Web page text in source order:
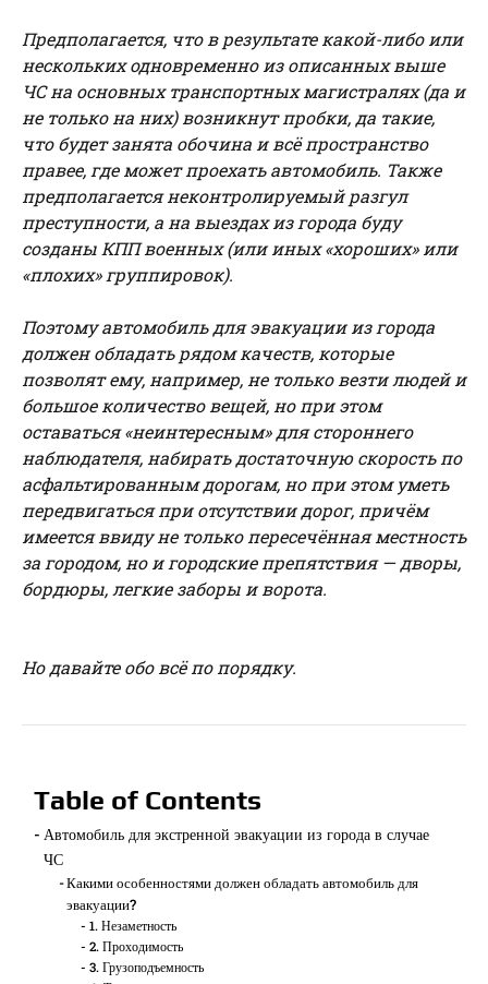
Предполагается, что в результате какой-либо или
нескольких одновременно из описанных выше
ЧС на основных транспортных магистралях (да и
не только на них) возникнут пробки, да такие,
что будет занята обочина и всё пространство
правее, где может проехать автомобиль. Также
предполагается неконтролируемый разгул
преступности, а на выездах из города буду
созданы КПП военных (или иных «хороших» или
«плохих» группировок).
Поэтому автомобиль для эвакуации из города
должен обладать рядом качеств, которые
позволят ему, например, не только везти людей и
большое количество вещей, но при этом
оставаться «неинтересным» для стороннего
наблюдателя, набирать достаточную скорость по
асфальтированным дорогам, но при этом уметь
передвигаться при отсутствии дорог, причём
имеется ввиду не только пересечённая местность
за городом, но и городские препятствия — дворы,
бордюры, легкие заборы и ворота.
Но давайте обо всё по порядку.
Table of Contents
Автомобиль для экстренной эвакуации из города в случае
ЧС
Какими особенностями должен обладать автомобиль для
эвакуации?
1. Незаметность
2. Проходимость
3. Грузоподъемность